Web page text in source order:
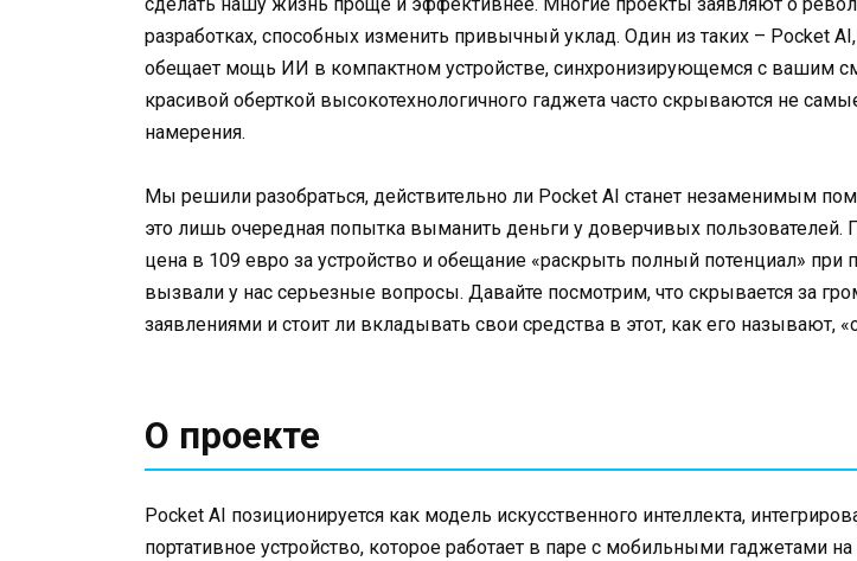
разработках, способных изменить привычный уклад. Один из таких – Pocket
обещает мощь ИИ в компактном устройстве, синхронизирующемся с вашим
красивой оберткой высокотехнологичного гаджета часто скрываются не
намерения.
Мы решили разобраться, действительно ли Pocket AI станет незаменимым
это лишь очередная попытка выманить деньги у доверчивых пользователей.
цена в 109 евро за устройство и обещание «раскрыть полный потенциал» при
вызвали у нас серьезные вопросы. Давайте посмотрим, что скрывается за
заявлениями и стоит ли вкладывать свои средства в этот, как его называют,
О проекте
Pocket AI позиционируется как модель искусственного интеллекта,
портативное устройство, которое работает в паре с мобильными гаджетами на